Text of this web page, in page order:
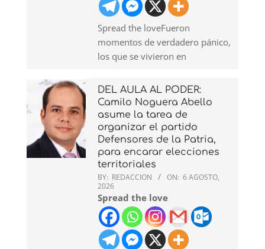
Spread the loveFueron
momentos de verdadero pánico,
los que se vivieron en
DEL AULA AL PODER:
Camilo Noguera Abello
asume la tarea de
organizar el partido
Defensores de la Patria,
para encarar elecciones
territoriales
BY: REDACCION ON: 6 AGOSTO,
2026
Spread the love